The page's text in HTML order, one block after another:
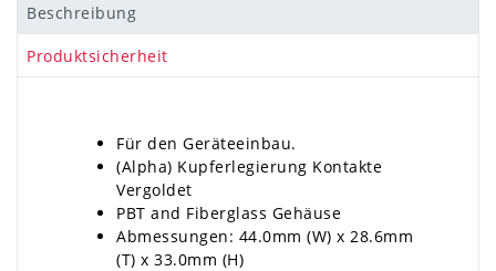
Beschreibung
Produktsicherheit
Für den Geräteeinbau.
(Alpha) Kupferlegierung Kontakte
Vergoldet
PBT and Fiberglass Gehäuse
Abmessungen: 44.0mm (W) x 28.6mm
(T) x 33.0mm (H)